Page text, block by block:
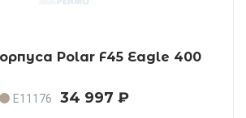
Polar F45 Eagle 400
E11176 34 997 ₽